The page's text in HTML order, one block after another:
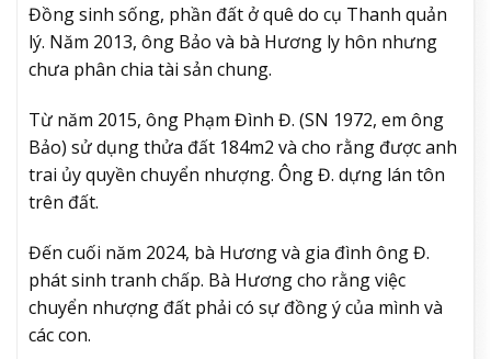
Đồng sinh sống, phần đất ở quê do cụ Thanh quản
lý. Năm 2013, ông Bảo và bà Hương ly hôn nhưng
chưa phân chia tài sản chung.
Từ năm 2015, ông Phạm Đình Đ. (SN 1972, em ông
Bảo) sử dụng thửa đất 184m2 và cho rằng được anh
trai ủy quyền chuyển nhượng. Ông Đ. dựng lán tôn
trên đất.
Đến cuối năm 2024, bà Hương và gia đình ông Đ.
phát sinh tranh chấp. Bà Hương cho rằng việc
chuyển nhượng đất phải có sự đồng ý của mình và
các con.